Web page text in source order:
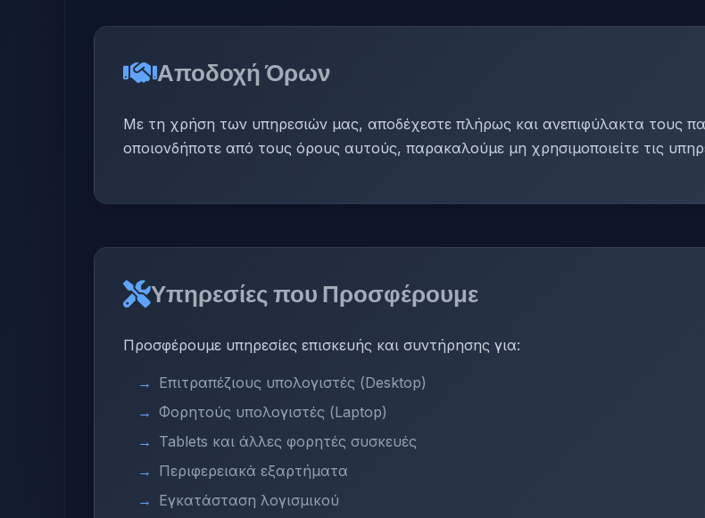
Αποδοχή Όρων
Με τη χρήση των υπηρεσιών μας, αποδέχεστε πλήρως και ανεπιφύλακτα τους
οποιονδήποτε από τους όρους αυτούς, παρακαλούμε μη χρησιμοποιείτε τις
Υπηρεσίες που Προσφέρουμε
Προσφέρουμε υπηρεσίες επισκευής και συντήρησης για:
Επιτραπέζιους υπολογιστές (Desktop)
Φορητούς υπολογιστές (Laptop)
Tablets και άλλες φορητές συσκευές
Περιφερειακά εξαρτήματα
Εγκατάσταση λογισμικού